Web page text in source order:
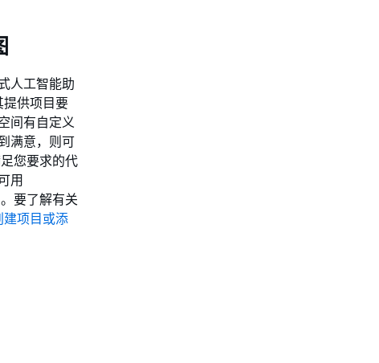
人工智能助
提供项目要
间有自定义
满意，则可
您要求的代
用
。要了解有关
建项目或添